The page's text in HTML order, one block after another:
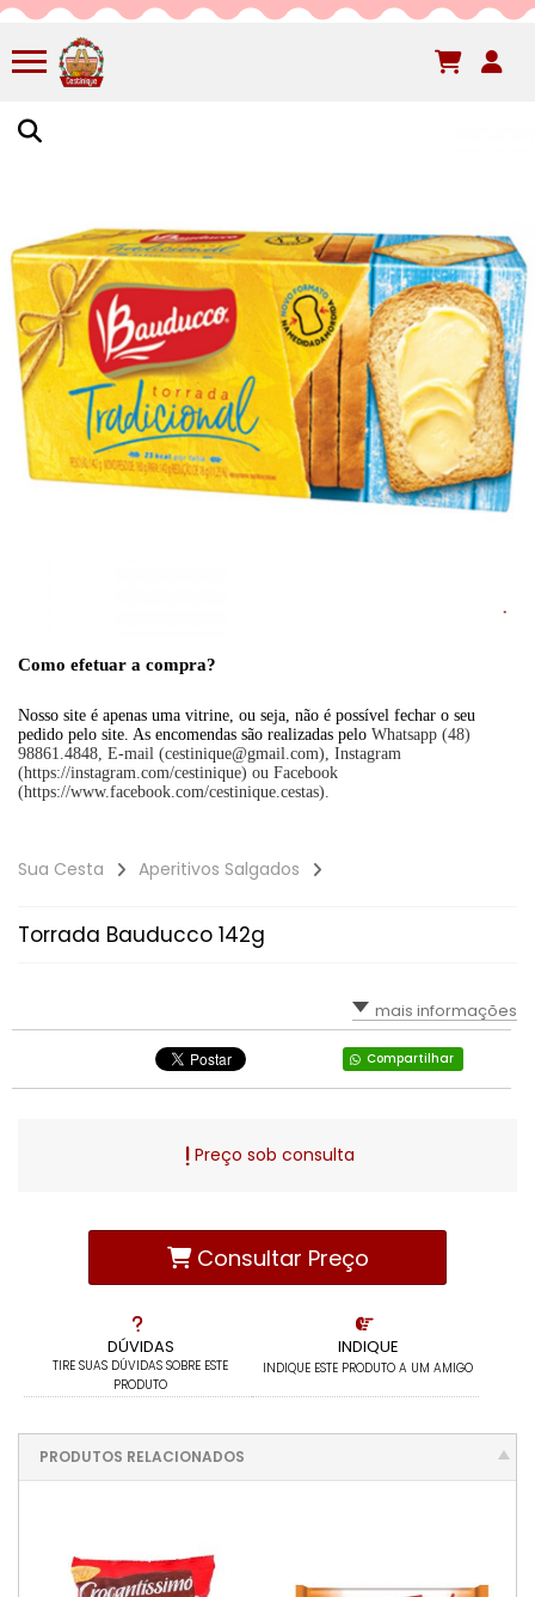
Como efetuar a compra?
Nosso site é apenas uma vitrine, ou seja, não é possível fechar o seu
pedido pelo site. As encomendas são realizadas pelo Whatsapp (48)
98861.4848, E-mail (cestinique@gmail.com), Instagram
(https://instagram.com/cestinique) ou Facebook
(https://www.facebook.com/cestinique.cestas).
Sua Cesta Aperitivos Salgados
Torrada Bauducco 142g
mais informações
Compartilhar
DÚVIDAS
TIRE SUAS DÚVIDAS SOBRE ESTE
PRODUTO
INDIQUE
INDIQUE ESTE PRODUTO A UM AMIGO
Preço sob consulta
Consultar Preço
PRODUTOS RELACIONADOS